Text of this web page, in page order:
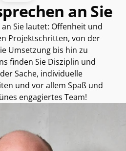
an Sie
Sie lautet: Offenheit und
Projektschritten, von der
Umsetzung bis hin zu
finden Sie Disziplin und
Sache, individuelle
und vor allem Spaß und
engagiertes Team!